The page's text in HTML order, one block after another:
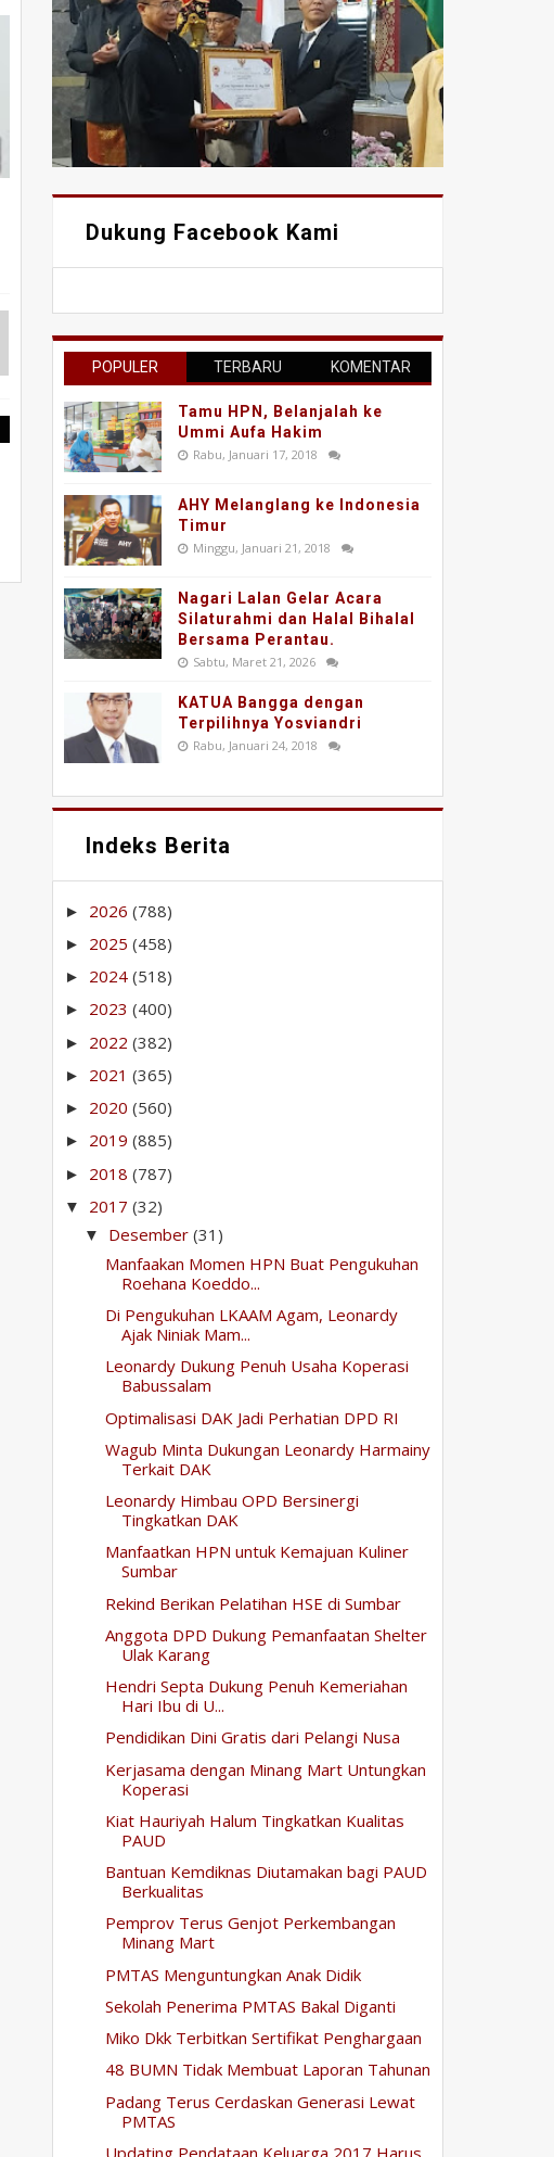
Dukung Facebook Kami
POPULER TERBARU KOMENTAR
Tamu HPN, Belanjalah ke
Ummi Aufa Hakim
Rabu, Januari 17, 2018
AHY Melanglang ke Indonesia
Timur
Minggu, Januari 21, 2018
Nagari Lalan Gelar Acara
Silaturahmi dan Halal Bihalal
Bersama Perantau.
Sabtu, Maret 21, 2026
KATUA Bangga dengan
Terpilihnya Yosviandri
Rabu, Januari 24, 2018
Indeks Berita
► 2026(788)
► 2025(458)
► 2024(518)
► 2023(400)
► 2022(382)
► 2021(365)
► 2020(560)
► 2019(885)
► 2018(787)
▼ 2017(32)
▼ Desember(31)
Manfaakan Momen HPN Buat Pengukuhan
Roehana Koeddo...
Di Pengukuhan LKAAM Agam, Leonardy
Ajak Niniak Mam...
Leonardy Dukung Penuh Usaha Koperasi
Babussalam
Optimalisasi DAK Jadi Perhatian DPD RI
Wagub Minta Dukungan Leonardy Harmainy
Terkait DAK
Leonardy Himbau OPD Bersinergi
Tingkatkan DAK
Manfaatkan HPN untuk Kemajuan Kuliner
Sumbar
Rekind Berikan Pelatihan HSE di Sumbar
Anggota DPD Dukung Pemanfaatan Shelter
Ulak Karang
Hendri Septa Dukung Penuh Kemeriahan
Hari Ibu di U...
Pendidikan Dini Gratis dari Pelangi Nusa
Kerjasama dengan Minang Mart Untungkan
Koperasi
Kiat Hauriyah Halum Tingkatkan Kualitas
PAUD
Bantuan Kemdiknas Diutamakan bagi PAUD
Berkualitas
Pemprov Terus Genjot Perkembangan
Minang Mart
PMTAS Menguntungkan Anak Didik
Sekolah Penerima PMTAS Bakal Diganti
Miko Dkk Terbitkan Sertifikat Penghargaan
48 BUMN Tidak Membuat Laporan Tahunan
Padang Terus Cerdaskan Generasi Lewat
PMTAS
Updating Pendataan Keluarga 2017 Harus